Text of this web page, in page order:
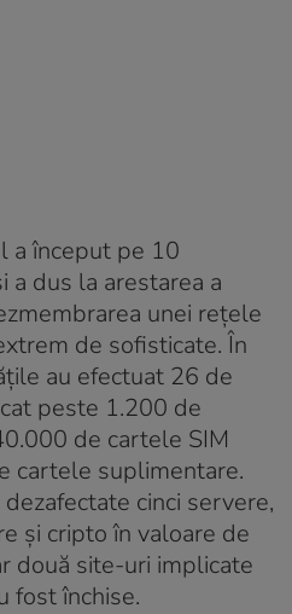
a început pe 10
a dus la arestarea a
unei rețele
de sofisticate. În
au efectuat 26 de
peste 1.200 de
de cartele SIM
cartele suplimentare.
cinci servere,
și cripto în valoare de
două site-uri implicate
fost închise.